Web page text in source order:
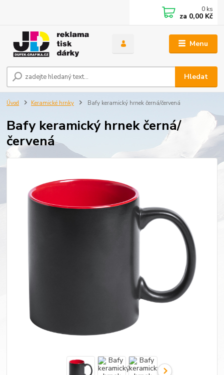
Menu
Hledat
0 ks
za 0,00 Kč
Úvod Keramické hrnky Bafy keramický hrnek černá/červená
Bafy keramický hrnek černá/
červená